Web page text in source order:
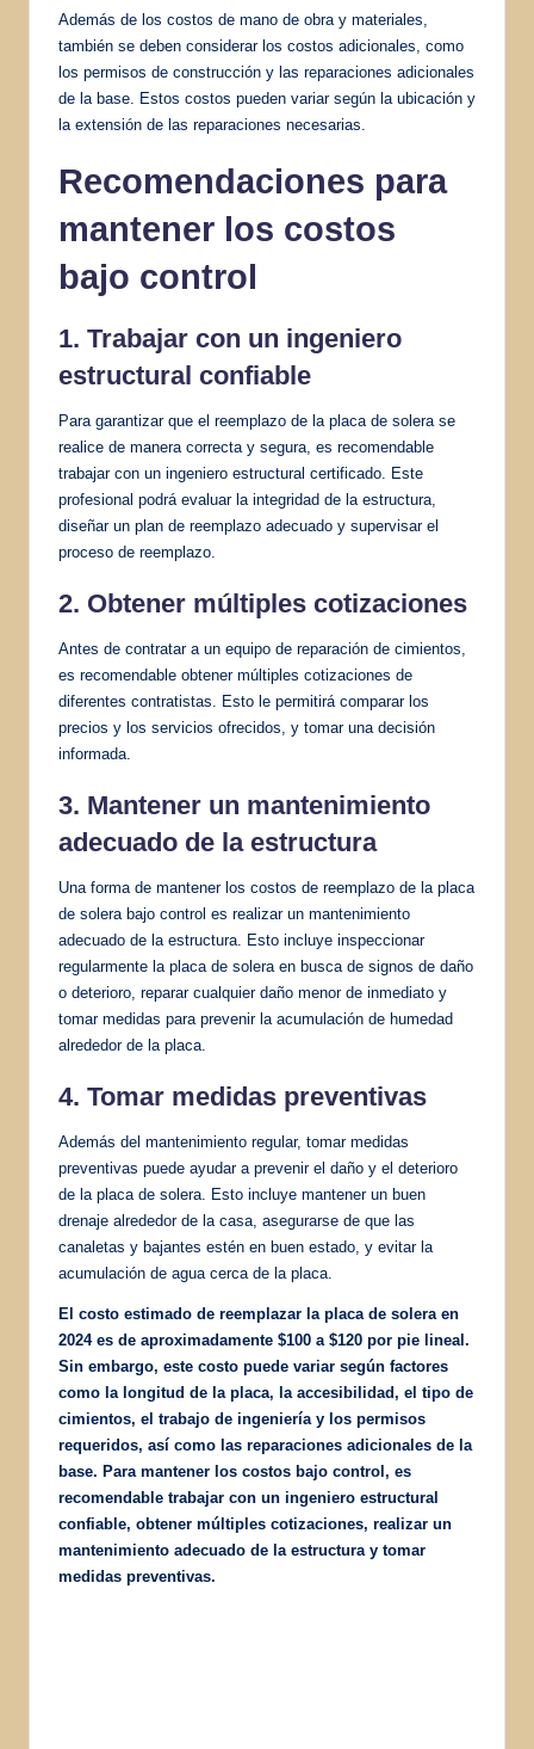
Además de los costos de mano de obra y materiales,
también se deben considerar los costos adicionales, como
los permisos de construcción y las reparaciones adicionales
de la base. Estos costos pueden variar según la ubicación y
la extensión de las reparaciones necesarias.
Recomendaciones para
mantener los costos
bajo control
1. Trabajar con un ingeniero
estructural confiable
Para garantizar que el reemplazo de la placa de solera se
realice de manera correcta y segura, es recomendable
trabajar con un ingeniero estructural certificado. Este
profesional podrá evaluar la integridad de la estructura,
diseñar un plan de reemplazo adecuado y supervisar el
proceso de reemplazo.
2. Obtener múltiples cotizaciones
Antes de contratar a un equipo de reparación de cimientos,
es recomendable obtener múltiples cotizaciones de
diferentes contratistas. Esto le permitirá comparar los
precios y los servicios ofrecidos, y tomar una decisión
informada.
3. Mantener un mantenimiento
adecuado de la estructura
Una forma de mantener los costos de reemplazo de la placa
de solera bajo control es realizar un mantenimiento
adecuado de la estructura. Esto incluye inspeccionar
regularmente la placa de solera en busca de signos de daño
o deterioro, reparar cualquier daño menor de inmediato y
tomar medidas para prevenir la acumulación de humedad
alrededor de la placa.
4. Tomar medidas preventivas
Además del mantenimiento regular, tomar medidas
preventivas puede ayudar a prevenir el daño y el deterioro
de la placa de solera. Esto incluye mantener un buen
drenaje alrededor de la casa, asegurarse de que las
canaletas y bajantes estén en buen estado, y evitar la
acumulación de agua cerca de la placa.
El costo estimado de reemplazar la placa de solera en
2024 es de aproximadamente $100 a $120 por pie lineal.
Sin embargo, este costo puede variar según factores
como la longitud de la placa, la accesibilidad, el tipo de
cimientos, el trabajo de ingeniería y los permisos
requeridos, así como las reparaciones adicionales de la
base. Para mantener los costos bajo control, es
recomendable trabajar con un ingeniero estructural
confiable, obtener múltiples cotizaciones, realizar un
mantenimiento adecuado de la estructura y tomar
medidas preventivas.